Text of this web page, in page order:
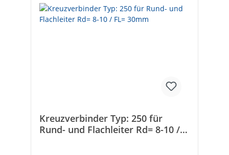
Kreuzverbinder Typ: 250 für
Rund- und Flachleiter Rd= 8-10 /